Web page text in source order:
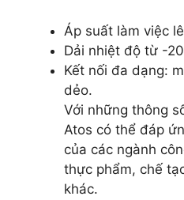
Áp suất làm việc
Dải nhiệt độ từ -
Kết nối đa dạng:
dẻo.
Với những thông
Atos có thể đáp
của các ngành
thực phẩm, chế
khác.